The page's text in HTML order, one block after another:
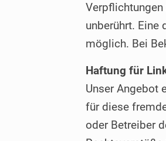
unberührt. Eine
möglich. Bei
Haftung für
Unser Angebot
für diese
oder Betreiber